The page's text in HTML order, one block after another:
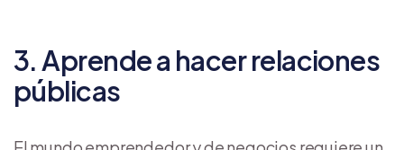
3. Aprende a hacer relaciones
públicas